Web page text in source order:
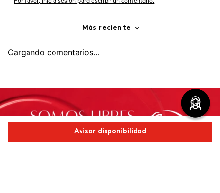
Avisar disponibilidad
Más reciente
Cargando comentarios…